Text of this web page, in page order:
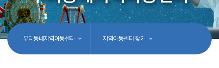
우리동네지역아동센터 지역아동센터 찾기